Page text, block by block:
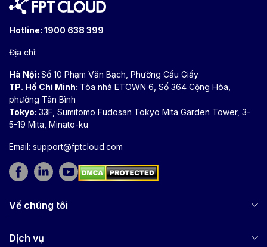
Hotline: 1900 638 399
Địa chỉ:
Hà Nội: Số 10 Phạm Văn Bạch, Phường Cầu Giấy
TP. Hồ Chí Minh: Tòa nhà ETOWN 6, Số 364 Cộng Hòa,
phường Tân Bình
Tokyo: 33F, Sumitomo Fudosan Tokyo Mita Garden Tower, 3-
5-19 Mita, Minato-ku
Email: support@fptcloud.com
Về chúng tôi
Dịch vụ